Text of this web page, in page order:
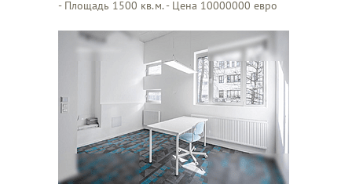
- Площадь 1500 кв.м. - Цена 10000000 евро